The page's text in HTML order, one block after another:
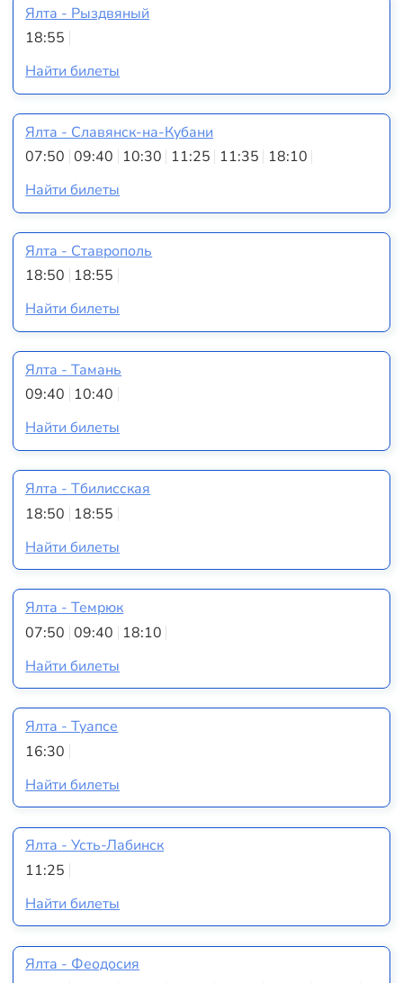
Ялта - Рыздвяный
18:55
Найти билеты
Ялта - Славянск-на-Кубани
07:50 09:40 10:30 11:25 11:35 18:10
Найти билеты
Ялта - Ставрополь
18:50 18:55
Найти билеты
Ялта - Тамань
09:40 10:40
Найти билеты
Ялта - Тбилисская
18:50 18:55
Найти билеты
Ялта - Темрюк
07:50 09:40 18:10
Найти билеты
Ялта - Туапсе
16:30
Найти билеты
Ялта - Усть-Лабинск
11:25
Найти билеты
Ялта - Феодосия